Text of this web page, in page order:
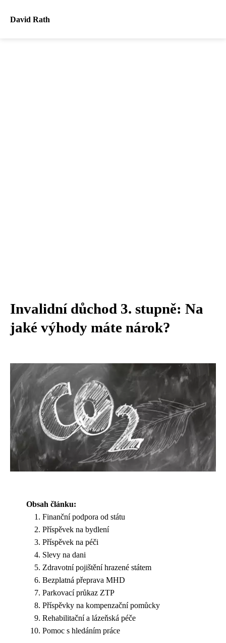
David Rath
Invalidní důchod 3. stupně: Na
jaké výhody máte nárok?
Obsah článku:
Finanční podpora od státu
Příspěvek na bydlení
Příspěvek na péči
Slevy na dani
Zdravotní pojištění hrazené státem
Bezplatná přeprava MHD
Parkovací průkaz ZTP
Příspěvky na kompenzační pomůcky
Rehabilitační a lázeňská péče
Pomoc s hledáním práce